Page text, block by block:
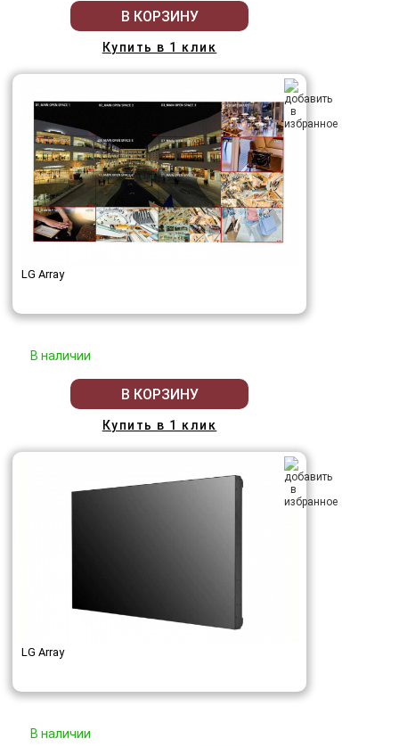
В КОРЗИНУ
Купить в 1 клик
LG Array
В наличии
В КОРЗИНУ
Купить в 1 клик
LG Array
В наличии